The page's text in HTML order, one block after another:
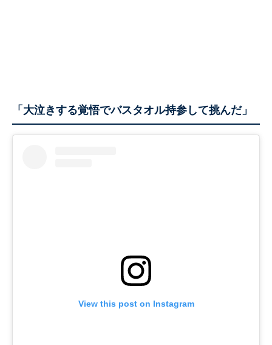
「大泣きする覚悟でバスタオル持参して挑んだ」
View this post on Instagram